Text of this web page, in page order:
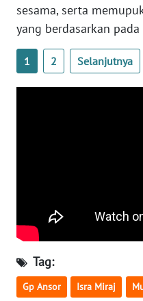
sesama, serta
yang berdasarkan pada
1 2 Selanjutnya
Tag:
Gp Ansor Isra Miraj
WN
WN
WN
KALBAR
WN
KALTENG